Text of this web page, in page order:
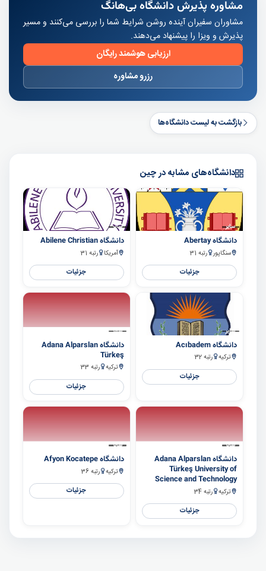
مشاوره پذیرش دانشگاه بی‌هانگ
مشاوران سفیران آینده روشن شرایط شما را بررسی می‌کنند و مسیر
پذیرش و ویزا را پیشنهاد می‌دهند.
ارزیابی هوشمند رایگان
رزرو مشاوره
بازگشت به لیست دانشگاه‌ها
دانشگاه‌های مشابه در چین
سایر
دانشگاه Abertay
سنگاپور رتبه 31
جزئیات
سایر
دانشگاه Abilene Christian
آمریکا رتبه 31
جزئیات
سایر
دانشگاه Acıbadem
ترکیه رتبه 32
جزئیات
سایر
دانشگاه Adana Alparslan
Türkeş
ترکیه رتبه 33
جزئیات
سایر
دانشگاه Adana Alparslan
Türkeş University of
Science and Technology
ترکیه رتبه 34
جزئیات
سایر
دانشگاه Afyon Kocatepe
ترکیه رتبه 36
جزئیات